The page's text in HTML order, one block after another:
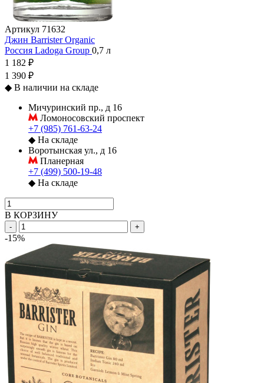
Артикул 71632
Джин Barrister Organic
Россия Ladoga Group 0,7 л
1 182 ₽
1 390 ₽
◆ В наличии на складе
Мичуринский пр., д 16
Ломоносовский проспект
+7 (985) 761-63-24
◆ На складе
Воротынская ул., д 16
Планерная
+7 (499) 500-19-48
◆ На складе
В КОРЗИНУ
- +
-15%